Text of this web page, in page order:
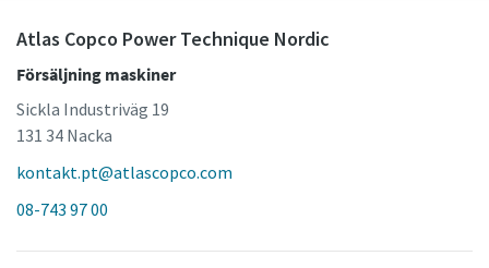
Atlas Copco Power Technique Nordic
Försäljning maskiner
Sickla Industriväg 19
131 34 Nacka
kontakt.pt@atlascopco.com
08-743 97 00